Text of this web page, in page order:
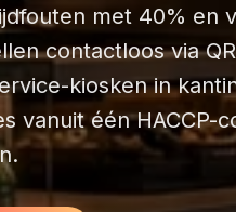
met 40% en
contactloos via
kiosken in
vanuit één HACCP-